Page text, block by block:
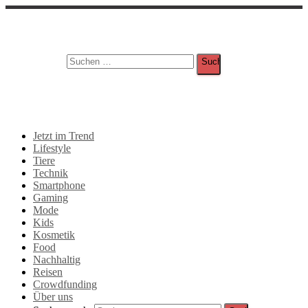
Jetzt im Trend
Lifestyle
Tiere
Technik
Smartphone
Gaming
Mode
Kids
Kosmetik
Food
Nachhaltig
Reisen
Crowdfunding
Über uns